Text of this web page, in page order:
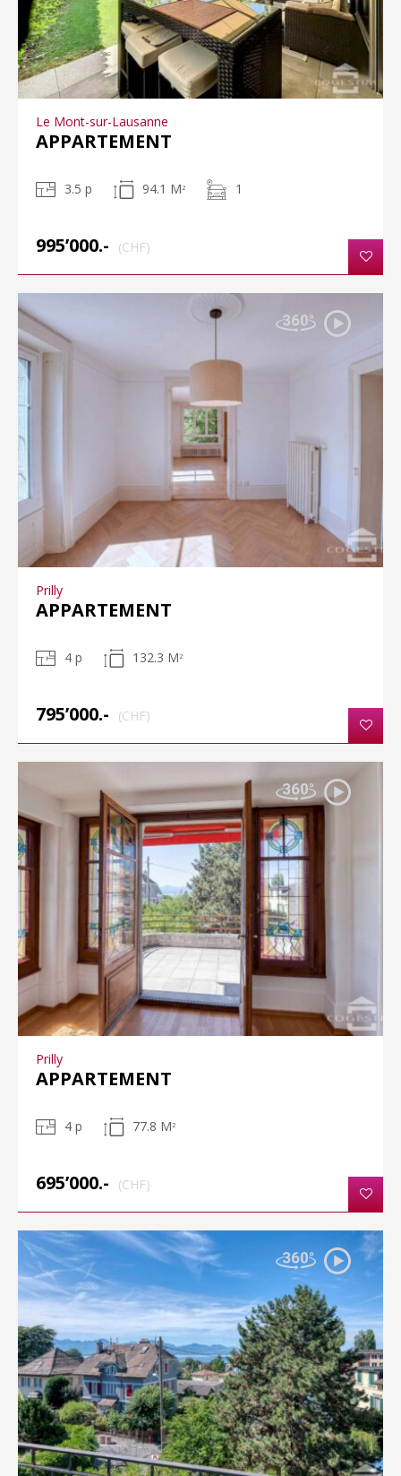
Le Mont-sur-Lausanne
APPARTEMENT
3.5 p 94.1 M 2 1
995’000.- (CHF)
Prilly
APPARTEMENT
4 p 132.3 M 2
795’000.- (CHF)
Prilly
APPARTEMENT
4 p 77.8 M 2
695’000.- (CHF)